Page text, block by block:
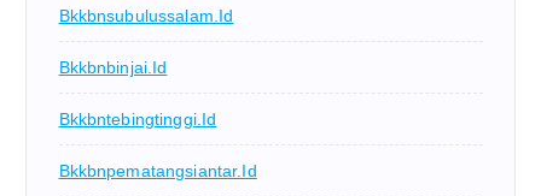
Bkkbnsubulussalam.id
Bkkbnbinjai.id
Bkkbntebingtinggi.id
Bkkbnpematangsiantar.id